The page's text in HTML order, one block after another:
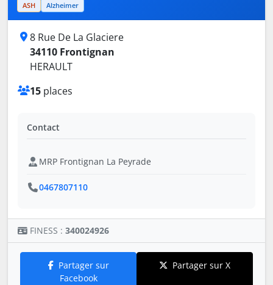
ASH Alzheimer
8 Rue De La Glaciere
34110 Frontignan
HERAULT
15 places
Contact
MRP Frontignan La Peyrade
0467807110
FINESS : 340024926
Partager sur
Facebook
Partager sur X